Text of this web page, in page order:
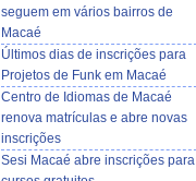
seguem em vários bairros de
Macaé
Últimos dias de inscrições para
Projetos de Funk em Macaé
Centro de Idiomas de Macaé
renova matrículas e abre novas
inscrições
Sesi Macaé abre inscrições para